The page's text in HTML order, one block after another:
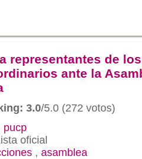
representantes de los
ante la
3.0/5.0 (272 votos)
pucp
oficial
, asamblea